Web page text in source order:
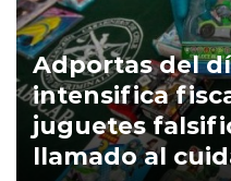
Adportas del
intensifica
juguetes
llamado al